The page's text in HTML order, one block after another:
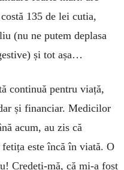
135 de lei cutia,
(nu ne putem deplasa
și tot așa…
continuă pen­tru viață,
și financiar. Medicilor
acum, au zis că
este încă în viată. O
Credeți-mă, că mi-a fost